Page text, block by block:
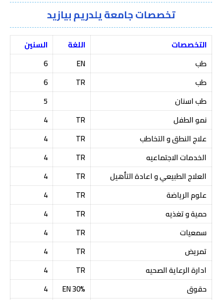
تخصصات جامعة يلدريم بيازيد
التخصصات اللغة
السنين
طب
EN
6
طب
TR
6
طب اسنان
5
نمو الطفل
TR
4
علاج النطق و التخاطب
TR
4
الخدمات الاجتماعيه
TR
4
العلاج الطبيعي و اعادة التأهيل
TR
4
علوم الرياضة
TR
4
حمية و تغذيه
TR
4
سمعيات
TR
4
تمريض
TR
4
ادارة الرعاية الصحيه
TR
4
حقوق
30% EN
4